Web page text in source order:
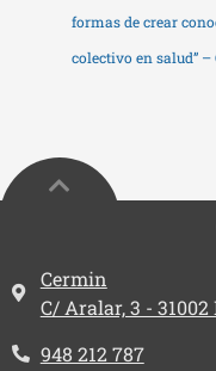
formas de crear
colectivo en salud” –
Dirección:
Cermin
C/ Aralar, 3 -
Teléfono:
948 212 787